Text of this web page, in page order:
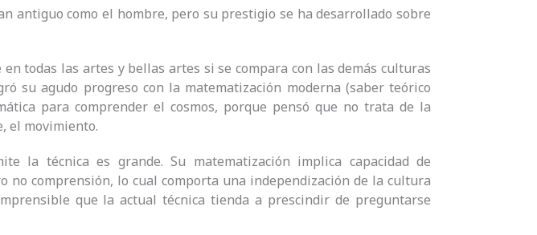
antiguo como el hombre, pero su prestigio se ha desarrollado sobre
todas las artes y bellas artes si se compara con las demás culturas
su agudo progreso con la matematización moderna (saber teórico
para comprender el cosmos, porque pensó que no trata de la
el movimiento.
la técnica es grande. Su matematización implica capacidad de
no comprensión, lo cual comporta una independización de la cultura
que la actual técnica tienda a prescindir de preguntarse